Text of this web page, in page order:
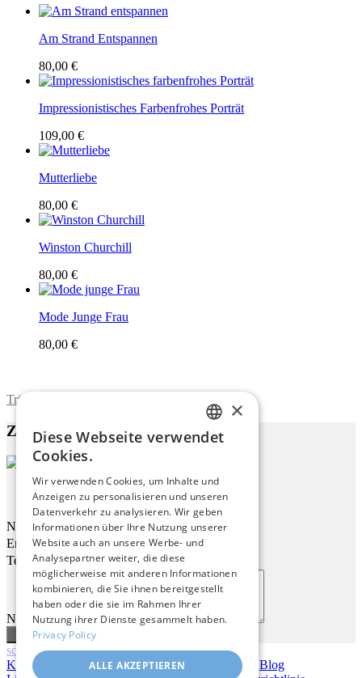
Am Strand Entspannen
80,00 €
Impressionistisches Farbenfrohes Porträt
109,00 €
Mutterliebe
80,00 €
Winston Churchill
80,00 €
Mode Junge Frau
80,00 €
Trimite formularul
Zu diesem Werk
Mädchen Mit Zigarette
Name
Email
Telefon
Nachricht
scroll
Kontakt
Über uns| Giclée Qualität Anmelden
Blog
ENGLISH
GERMAN
FRENCH
×
Diese Webseite verwendet
Cookies.
Wir verwenden Cookies, um Inhalte und
Anzeigen zu personalisieren und unseren
Datenverkehr zu analysieren. Wir geben
Informationen über Ihre Nutzung unserer
Website auch an unsere Werbe- und
Analysepartner weiter, die diese
möglicherweise mit anderen Informationen
kombinieren, die Sie ihnen bereitgestellt
haben oder die sie im Rahmen Ihrer
Nutzung ihrer Dienste gesammelt haben.
Privacy Policy
ALLE AKZEPTIEREN